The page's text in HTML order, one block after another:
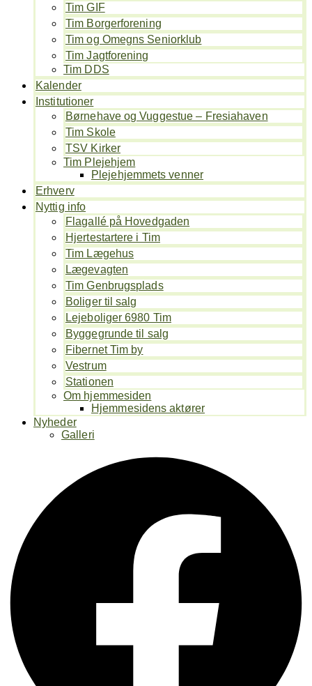
Tim GIF
Tim Borgerforening
Tim og Omegns Seniorklub
Tim Jagtforening
Tim DDS
Kalender
Institutioner
Børnehave og Vuggestue – Fresiahaven
Tim Skole
TSV Kirker
Tim Plejehjem
Plejehjemmets venner
Erhverv
Nyttig info
Flagallé på Hovedgaden
Hjertestartere i Tim
Tim Lægehus
Lægevagten
Tim Genbrugsplads
Boliger til salg
Lejeboliger 6980 Tim
Byggegrunde til salg
Fibernet Tim by
Vestrum
Stationen
Om hjemmesiden
Hjemmesidens aktører
Nyheder
Galleri